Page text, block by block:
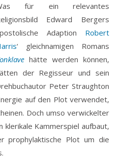
für ein relevantes
Edward Bergers
Adaption Robert
‘ gleichnamigen Romans
hätte werden können,
der Regisseur und sein
Peter Straughton
auf den Plot verwendet,
Doch umso verwickelter
klerikale Kammerspiel aufbaut,
prophylaktische Plot um die